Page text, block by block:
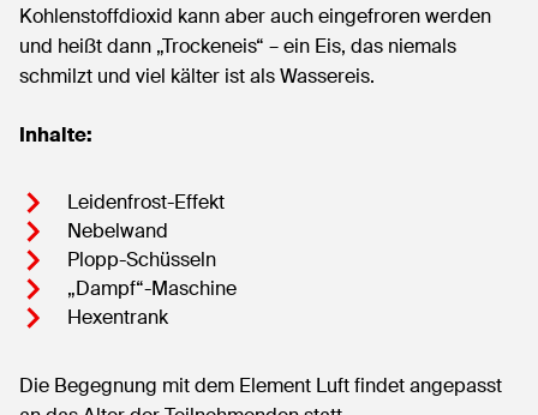
Kohlenstoffdioxid kann aber auch eingefroren werden
und heißt dann „Trockeneis“ – ein Eis, das niemals
schmilzt und viel kälter ist als Wassereis.
Inhalte:
Leidenfrost-Effekt
Nebelwand
Plopp-Schüsseln
„Dampf“-Maschine
Hexentrank
Die Begegnung mit dem Element Luft findet angepasst